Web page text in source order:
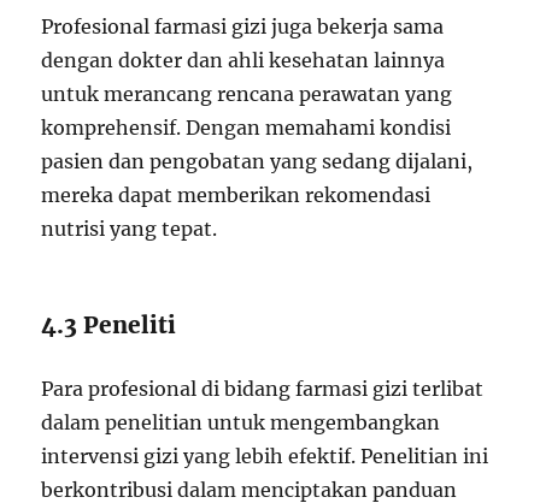
Profesional farmasi gizi juga bekerja sama
dengan dokter dan ahli kesehatan lainnya
untuk merancang rencana perawatan yang
komprehensif. Dengan memahami kondisi
pasien dan pengobatan yang sedang dijalani,
mereka dapat memberikan rekomendasi
nutrisi yang tepat.
4.3 Peneliti
Para profesional di bidang farmasi gizi terlibat
dalam penelitian untuk mengembangkan
intervensi gizi yang lebih efektif. Penelitian ini
berkontribusi dalam menciptakan panduan